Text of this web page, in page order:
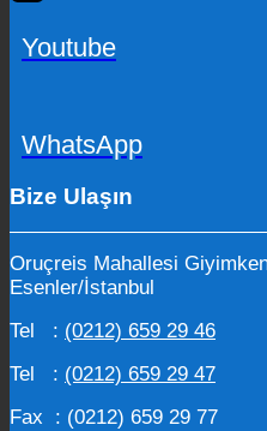
Youtube
WhatsApp
Bize Ulaşın
Oruçreis Mahallesi
Esenler/İstanbul
Tel : (0212) 659 29 46
Tel : (0212) 659 29 47
Fax : (0212) 659 29 77